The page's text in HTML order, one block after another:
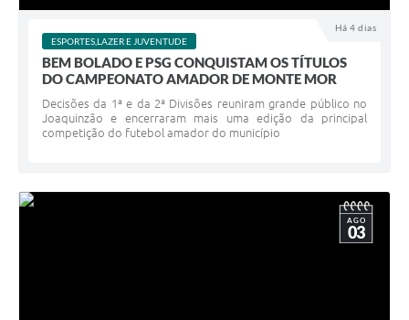
Há 4 dias
ESPORTES,LAZER E JUVENTUDE
BEM BOLADO E PSG CONQUISTAM OS TÍTULOS
DO CAMPEONATO AMADOR DE MONTE MOR
Decisões da 1ª e da 2ª Divisões reuniram grande público no
Joaquinzão e encerraram mais uma edição da principal
competição do futebol amador do município
AGO
03